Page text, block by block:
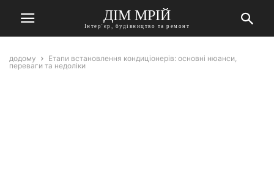
ДІМ МРІЙ
Інтер'єр, будівництво та ремонт
додому
Етапи встановлення кондиціонерів: основні нюанси,
переваги та недоліки